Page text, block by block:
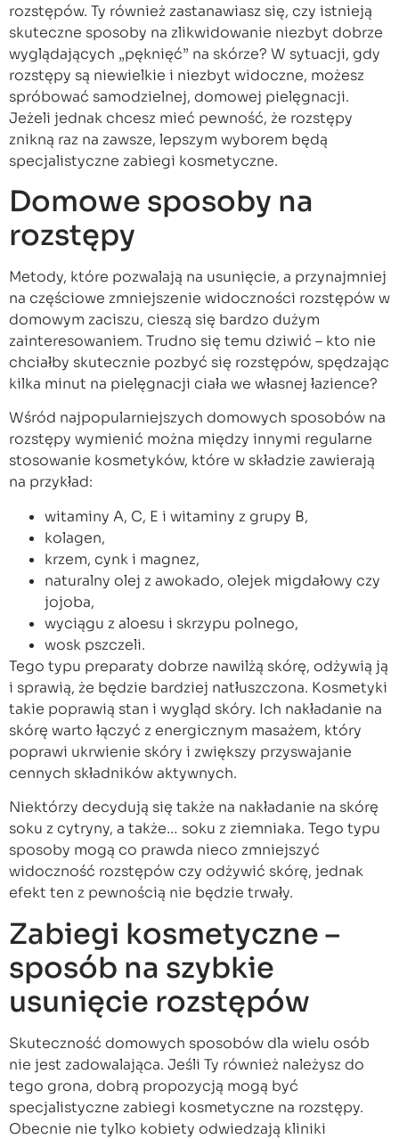
rozstępów. Ty również zastanawiasz się, czy istnieją
skuteczne sposoby na zlikwidowanie niezbyt dobrze
wyglądających „pęknięć” na skórze? W sytuacji, gdy
rozstępy są niewielkie i niezbyt widoczne, możesz
spróbować samodzielnej, domowej pielęgnacji.
Jeżeli jednak chcesz mieć pewność, że rozstępy
znikną raz na zawsze, lepszym wyborem będą
specjalistyczne zabiegi kosmetyczne.
Domowe sposoby na
rozstępy
Metody, które pozwalają na usunięcie, a przynajmniej
na częściowe zmniejszenie widoczności rozstępów w
domowym zaciszu, cieszą się bardzo dużym
zainteresowaniem. Trudno się temu dziwić – kto nie
chciałby skutecznie pozbyć się rozstępów, spędzając
kilka minut na pielęgnacji ciała we własnej łazience?
Wśród najpopularniejszych domowych sposobów na
rozstępy wymienić można między innymi regularne
stosowanie kosmetyków, które w składzie zawierają
na przykład:
witaminy A, C, E i witaminy z grupy B,
kolagen,
krzem, cynk i magnez,
naturalny olej z awokado, olejek migdałowy czy
jojoba,
wyciągu z aloesu i skrzypu polnego,
wosk pszczeli.
Tego typu preparaty dobrze nawilżą skórę, odżywią ją
i sprawią, że będzie bardziej natłuszczona. Kosmetyki
takie poprawią stan i wygląd skóry. Ich nakładanie na
skórę warto łączyć z energicznym masażem, który
poprawi ukrwienie skóry i zwiększy przyswajanie
cennych składników aktywnych.
Niektórzy decydują się także na nakładanie na skórę
soku z cytryny, a także… soku z ziemniaka. Tego typu
sposoby mogą co prawda nieco zmniejszyć
widoczność rozstępów czy odżywić skórę, jednak
efekt ten z pewnością nie będzie trwały.
Zabiegi kosmetyczne –
sposób na szybkie
usunięcie rozstępów
Skuteczność domowych sposobów dla wielu osób
nie jest zadowalająca. Jeśli Ty również należysz do
tego grona, dobrą propozycją mogą być
specjalistyczne zabiegi kosmetyczne na rozstępy.
Obecnie nie tylko kobiety odwiedzają kliniki